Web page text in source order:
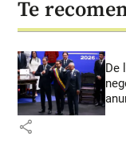
Te
De
share